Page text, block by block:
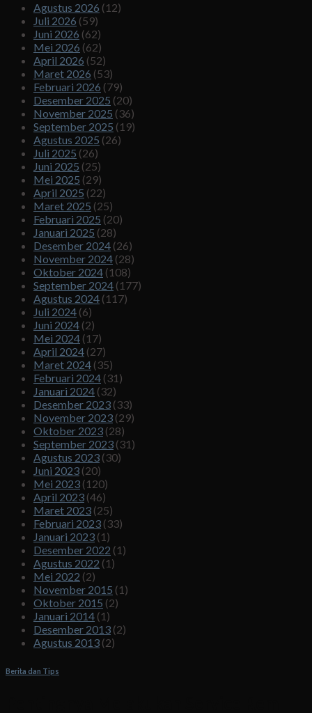
Agustus 2026 (12)
Juli 2026 (59)
Juni 2026 (62)
Mei 2026 (62)
April 2026 (52)
Maret 2026 (53)
Februari 2026 (79)
Desember 2025 (20)
November 2025 (36)
September 2025 (19)
Agustus 2025 (26)
Juli 2025 (26)
Juni 2025 (25)
Mei 2025 (29)
April 2025 (22)
Maret 2025 (25)
Februari 2025 (20)
Januari 2025 (28)
Desember 2024 (26)
November 2024 (28)
Oktober 2024 (108)
September 2024 (177)
Agustus 2024 (117)
Juli 2024 (6)
Juni 2024 (2)
Mei 2024 (17)
April 2024 (27)
Maret 2024 (35)
Februari 2024 (31)
Januari 2024 (32)
Desember 2023 (33)
November 2023 (29)
Oktober 2023 (28)
September 2023 (31)
Agustus 2023 (30)
Juni 2023 (20)
Mei 2023 (120)
April 2023 (46)
Maret 2023 (25)
Februari 2023 (33)
Januari 2023 (1)
Desember 2022 (1)
Agustus 2022 (1)
Mei 2022 (2)
November 2015 (1)
Oktober 2015 (2)
Januari 2014 (1)
Desember 2013 (2)
Agustus 2013 (2)
Berita dan Tips